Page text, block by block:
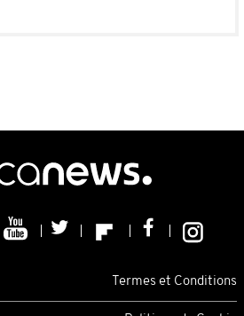
Termes et Conditions